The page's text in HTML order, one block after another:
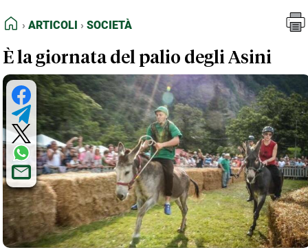
FEED RSS
NORMATIVE DEONTOLOGICHE
TERMINI e CONDIZIONI
HOME
ARTICOLI SOCIETÀ
È la giornata del palio degli Asini